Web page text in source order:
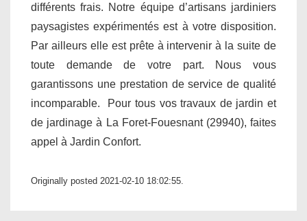
différents frais. Notre équipe d’artisans jardiniers
paysagistes expérimentés est à votre disposition.
Par ailleurs elle est prête à intervenir à la suite de
toute demande de votre part. Nous vous
garantissons une prestation de service de qualité
incomparable. Pour tous vos travaux de jardin et
de jardinage à La Foret-Fouesnant (29940), faites
appel à Jardin Confort.
Originally posted 2021-02-10 18:02:55.